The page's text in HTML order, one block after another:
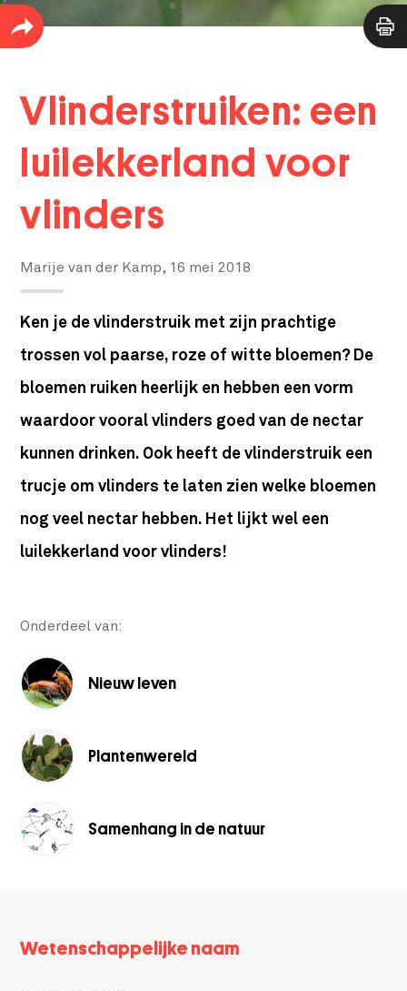
Vlinderstruiken: een
luilekkerland voor
vlinders
Marije van der Kamp, 16 mei 2018
Ken je de vlinderstruik met zijn prachtige
trossen vol paarse, roze of witte bloemen? De
bloemen ruiken heerlijk en hebben een vorm
waardoor vooral vlinders goed van de nectar
kunnen drinken. Ook heeft de vlinderstruik een
trucje om vlinders te laten zien welke bloemen
nog veel nectar hebben. Het lijkt wel een
luilekkerland voor vlinders!
Onderdeel van:
Nieuw leven
Plantenwereld
Samenhang in de natuur
Meta
Wetenschappelijke naam